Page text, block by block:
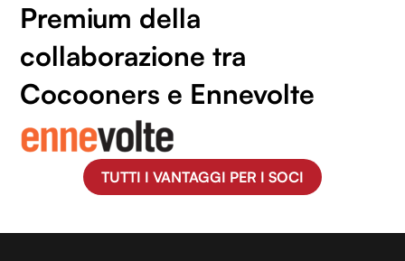
Premium della
collaborazione tra
Cocooners e Ennevolte
TUTTI I VANTAGGI PER I SOCI